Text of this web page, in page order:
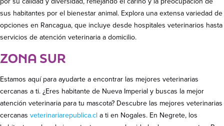
sus habitantes por el bienestar animal. Explora una extensa variedad de
opciones en Rancagua, que incluye desde hospitales veterinarios hasta
servicios de atención veterinaria a domicilio.
ZONA SUR
Estamos aquí para ayudarte a encontrar las mejores veterinarias
cercanas a ti. ¿Eres habitante de Nueva Imperial y buscas la mejor
atención veterinaria para tu mascota? Descubre las mejores veterinarias
cercanas veterinariarepublica.cl a ti en Nogales. En Negrete, los